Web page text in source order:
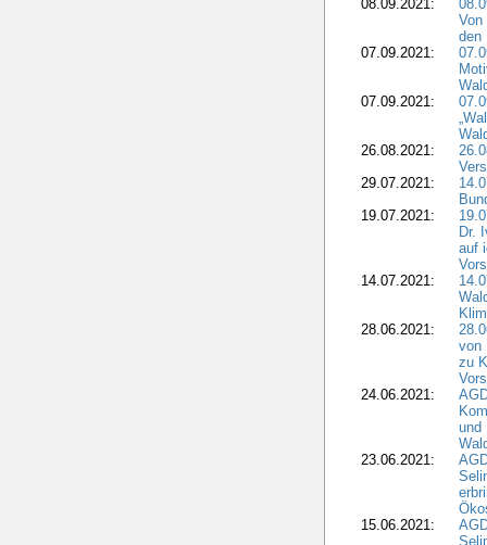
08.09.2021:
den
07.09.2021:
07.09.2021:
26.08.2021:
29.07.2021:
19.07.2021:
Dr.
auf
14.07.2021:
28.06.2021:
von
zu
24.06.2021:
und
23.06.2021:
15.06.2021: